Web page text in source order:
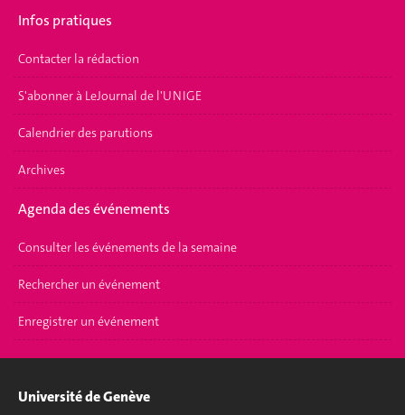
Infos pratiques
Contacter la rédaction
S'abonner à LeJournal de l'UNIGE
Calendrier des parutions
Archives
Agenda des événements
Consulter les événements de la semaine
Rechercher un événement
Enregistrer un événement
Université de Genève